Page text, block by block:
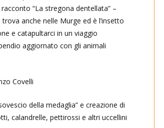
“La stregona dentellata” –
anche nelle Murge ed è l’insetto
e catapultarci in un viaggio
aggiornato con gli animali
Covelli
della medaglia” e creazione di
calandrelle, pettirossi e altri uccellini